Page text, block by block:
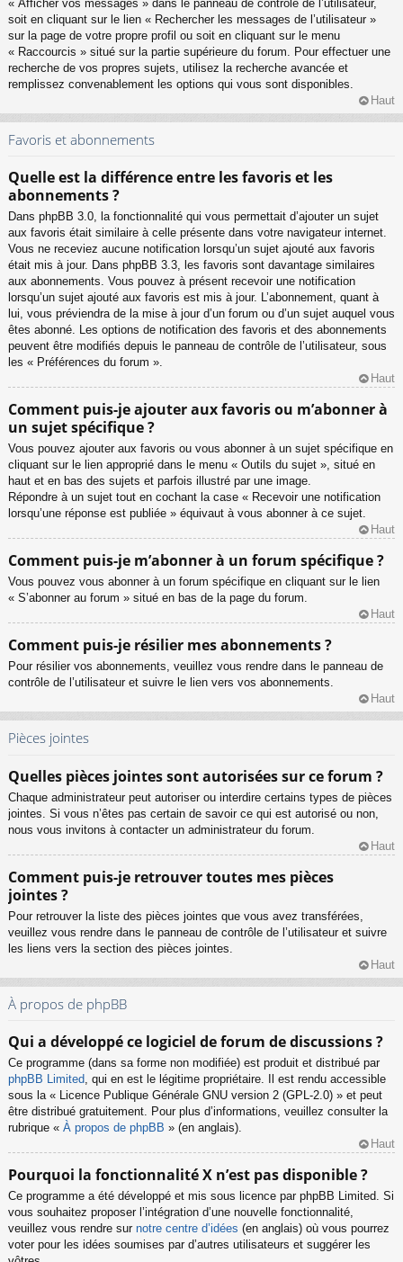
« Afficher vos messages » dans le panneau de contrôle de l’utilisateur,
soit en cliquant sur le lien « Rechercher les messages de l’utilisateur »
sur la page de votre propre profil ou soit en cliquant sur le menu
« Raccourcis » situé sur la partie supérieure du forum. Pour effectuer une
recherche de vos propres sujets, utilisez la recherche avancée et
remplissez convenablement les options qui vous sont disponibles.
Haut
Favoris et abonnements
Quelle est la différence entre les favoris et les
abonnements ?
Dans phpBB 3.0, la fonctionnalité qui vous permettait d’ajouter un sujet
aux favoris était similaire à celle présente dans votre navigateur internet.
Vous ne receviez aucune notification lorsqu’un sujet ajouté aux favoris
était mis à jour. Dans phpBB 3.3, les favoris sont davantage similaires
aux abonnements. Vous pouvez à présent recevoir une notification
lorsqu’un sujet ajouté aux favoris est mis à jour. L’abonnement, quant à
lui, vous préviendra de la mise à jour d’un forum ou d’un sujet auquel vous
êtes abonné. Les options de notification des favoris et des abonnements
peuvent être modifiés depuis le panneau de contrôle de l’utilisateur, sous
les « Préférences du forum ».
Haut
Comment puis-je ajouter aux favoris ou m’abonner à
un sujet spécifique ?
Vous pouvez ajouter aux favoris ou vous abonner à un sujet spécifique en
cliquant sur le lien approprié dans le menu « Outils du sujet », situé en
haut et en bas des sujets et parfois illustré par une image.
Répondre à un sujet tout en cochant la case « Recevoir une notification
lorsqu’une réponse est publiée » équivaut à vous abonner à ce sujet.
Haut
Comment puis-je m’abonner à un forum spécifique ?
Vous pouvez vous abonner à un forum spécifique en cliquant sur le lien
« S’abonner au forum » situé en bas de la page du forum.
Haut
Comment puis-je résilier mes abonnements ?
Pour résilier vos abonnements, veuillez vous rendre dans le panneau de
contrôle de l’utilisateur et suivre le lien vers vos abonnements.
Haut
Pièces jointes
Quelles pièces jointes sont autorisées sur ce forum ?
Chaque administrateur peut autoriser ou interdire certains types de pièces
jointes. Si vous n’êtes pas certain de savoir ce qui est autorisé ou non,
nous vous invitons à contacter un administrateur du forum.
Haut
Comment puis-je retrouver toutes mes pièces
jointes ?
Pour retrouver la liste des pièces jointes que vous avez transférées,
veuillez vous rendre dans le panneau de contrôle de l’utilisateur et suivre
les liens vers la section des pièces jointes.
Haut
À propos de phpBB
Qui a développé ce logiciel de forum de discussions ?
Ce programme (dans sa forme non modifiée) est produit et distribué par
phpBB Limited, qui en est le légitime propriétaire. Il est rendu accessible
sous la « Licence Publique Générale GNU version 2 (GPL-2.0) » et peut
être distribué gratuitement. Pour plus d’informations, veuillez consulter la
rubrique « À propos de phpBB » (en anglais).
Haut
Pourquoi la fonctionnalité X n’est pas disponible ?
Ce programme a été développé et mis sous licence par phpBB Limited. Si
vous souhaitez proposer l’intégration d’une nouvelle fonctionnalité,
veuillez vous rendre sur notre centre d’idées (en anglais) où vous pourrez
voter pour les idées soumises par d’autres utilisateurs et suggérer les